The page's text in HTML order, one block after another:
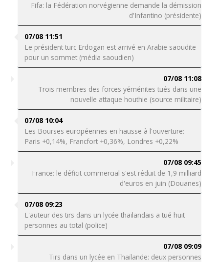
Fifa: la Fédération norvégienne demande la démission
d'Infantino (présidente)
07/08 11:51
Le président turc Erdogan est arrivé en Arabie saoudite
pour un sommet (média saoudien)
07/08 11:08
Trois membres des forces yéménites tués dans une
nouvelle attaque houthie (source militaire)
07/08 10:04
Les Bourses européennes en hausse à l'ouverture:
Paris +0,14%, Francfort +0,36%, Londres +0,22%
07/08 09:45
France: le déficit commercial s'est réduit de 1,9 milliard
d'euros en juin (Douanes)
07/08 09:23
L'auteur des tirs dans un lycée thaïlandais a tué huit
personnes au total (police)
07/08 09:09
Tirs dans un lycée en Thaïlande: deux personnes